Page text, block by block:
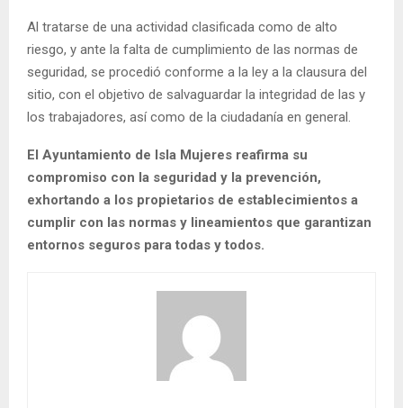
Al tratarse de una actividad clasificada como de alto
riesgo, y ante la falta de cumplimiento de las normas de
seguridad, se procedió conforme a la ley a la clausura del
sitio, con el objetivo de salvaguardar la integridad de las y
los trabajadores, así como de la ciudadanía en general.
El Ayuntamiento de Isla Mujeres reafirma su
compromiso con la seguridad y la prevención,
exhortando a los propietarios de establecimientos a
cumplir con las normas y lineamientos que garantizan
entornos seguros para todas y todos.